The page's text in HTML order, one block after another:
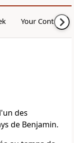
Your Content
des
de Benjamin.